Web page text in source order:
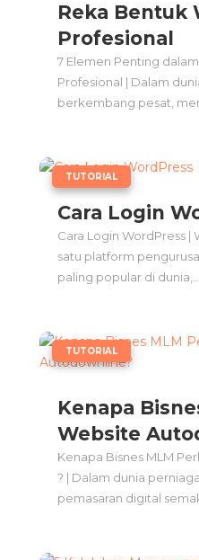
Reka Bentuk
Profesional
7 Elemen Penting
Profesional | Dalam
berkembang pesat,
Cara Login
TUTORIAL
Cara Login WordPress |
satu platform
paling popular di dunia,...
Kenapa
Website
TUTORIAL
Kenapa Bisnes MLM
? | Dalam dunia
pemasaran digital